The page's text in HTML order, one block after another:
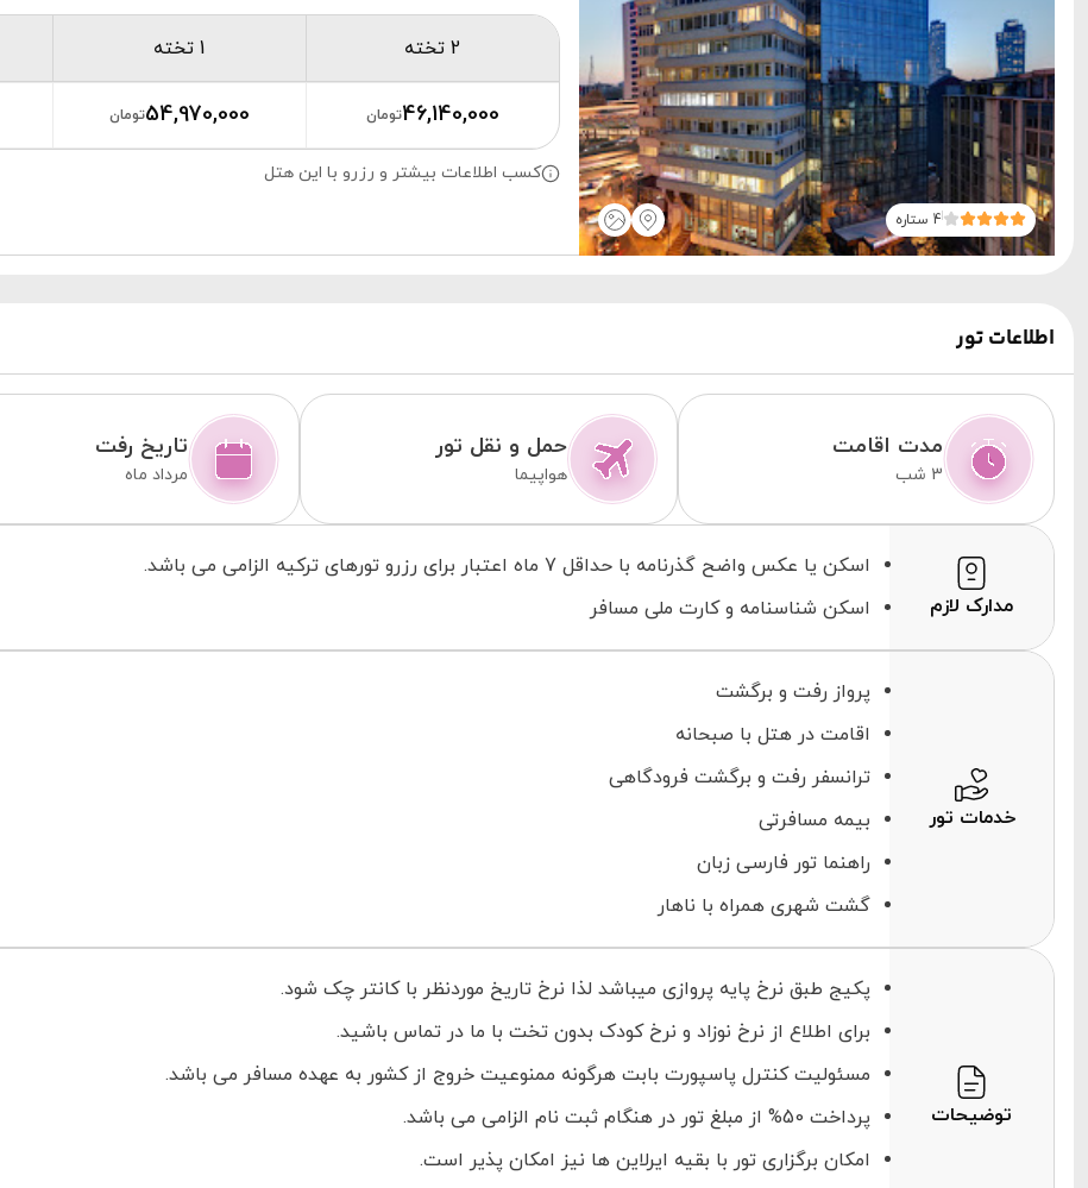
4 ستاره
2 تخته 1 تخته
46,140,000تومان 54,970,000تومان
کسب اطلاعات بیشتر و رزرو با این هتل
اطلاعات تور
مدت اقامت
3 شب
حمل و نقل تور
هواپیما
تاریخ رفت
مرداد ماه
مدارک لازم
اسکن یا عکس واضح گذرنامه با حداقل 7 ماه اعتبار برای رزرو تورهای ترکیه الزامی می باشد.
اسکن شناسنامه و کارت ملی مسافر
خدمات تور
پرواز رفت و برگشت
اقامت در هتل با صبحانه
ترانسفر رفت و برگشت فرودگاهی
بیمه مسافرتی
راهنما تور فارسی زبان
گشت شهری همراه با ناهار
توضیحات
پکیج طبق نرخ پایه پروازی میباشد لذا نرخ تاریخ موردنظر با کانتر چک شود.
برای اطلاع از نرخ نوزاد و نرخ کودک بدون تخت با ما در تماس باشید.
مسئولیت کنترل پاسپورت بابت هرگونه ممنوعیت خروج از کشور به عهده مسافر می باشد.
پرداخت 50% از مبلغ تور در هنگام ثبت نام الزامی می باشد.
امکان برگزاری تور با بقیه ایرلاین ها نیز امکان پذیر است.